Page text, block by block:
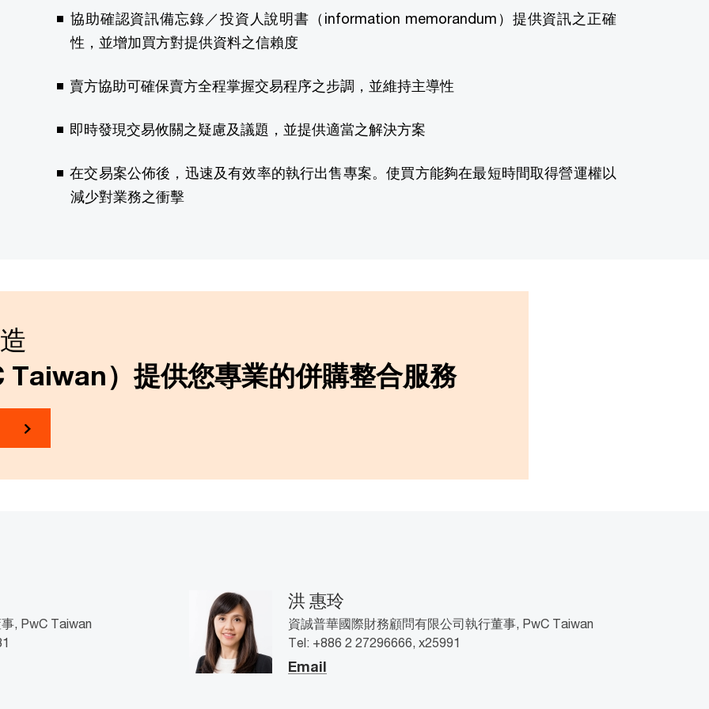
協助確認資訊備忘錄／投資人說明書（information memorandum）提供資訊之正確
性，並增加買方對提供資料之信賴度
賣方協助可確保賣方全程掌握交易程序之步調，並維持主導性
即時發現交易攸關之疑慮及議題，並提供適當之解決方案
在交易案公佈後，迅速及有效率的執行出售專案。使買方能夠在最短時間取得營運權以
減少對業務之衝擊
Taiwan）提供您專業的併購整合服務
, PwC Taiwan
洪 惠玲
資誠普華國際財務顧問有限公司執行董事, PwC Taiwan
Tel: +886 2 27296666, x25991
Email